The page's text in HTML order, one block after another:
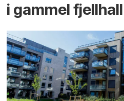
i gammel fjellhall